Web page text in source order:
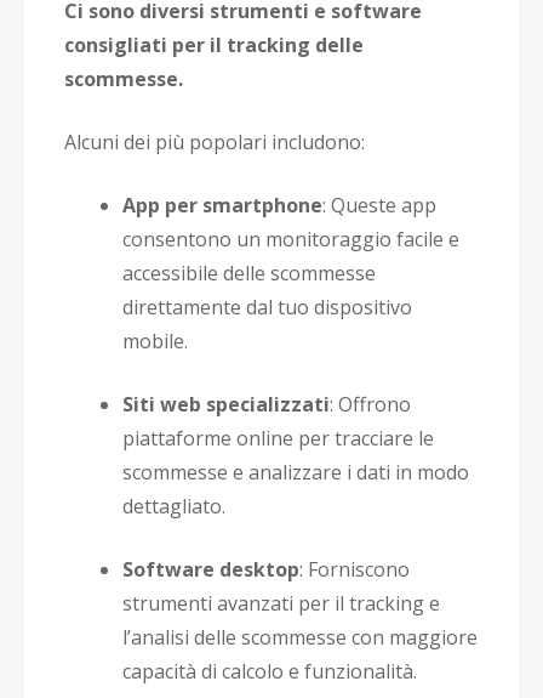
Ci sono diversi strumenti e software
consigliati per il tracking delle
scommesse.
Alcuni dei più popolari includono:
App per smartphone: Queste app
consentono un monitoraggio facile e
accessibile delle scommesse
direttamente dal tuo dispositivo
mobile.
Siti web specializzati: Offrono
piattaforme online per tracciare le
scommesse e analizzare i dati in modo
dettagliato.
Software desktop: Forniscono
strumenti avanzati per il tracking e
l’analisi delle scommesse con maggiore
capacità di calcolo e funzionalità.